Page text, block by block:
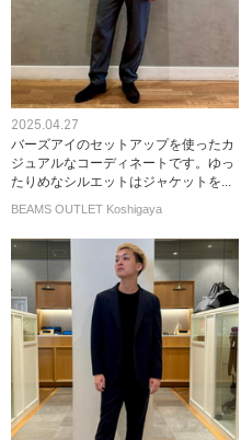
2025.04.27
バーズアイのセットアップを使ったカ
ジュアルなコーディネートです。ゆっ
たりめなシルエットはジャケットを...
BEAMS OUTLET Koshigaya